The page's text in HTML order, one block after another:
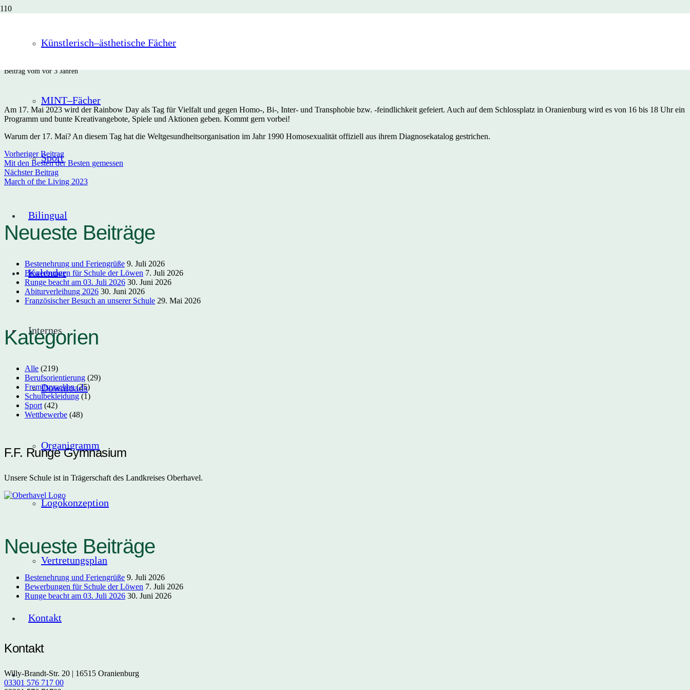
Künstlerisch–ästhetische Fächer
MINT–Fächer
Sport
Bilingual
Kalender
Internes
Downloads
Organigramm
Logokonzeption
Vertretungsplan
Kontakt
Rainbow Day in Oranienburg
Beitrag vomvor 3 Jahren
Am 17. Mai 2023 wird der Rainbow Day als Tag für Vielfalt und gegen Homo-, Bi-, Inter- und Transphobie bzw. -feindlichkeit gefeiert. Auch auf dem Schlossplatz in Oranienburg wird es von 16 bis 18 Uhr ein
Programm und bunte Kreativangebote, Spiele und Aktionen geben. Kommt gern vorbei!
Warum der 17. Mai? An diesem Tag hat die Weltgesundheitsorganisation im Jahr 1990 Homosexualität offiziell aus ihrem Diagnosekatalog gestrichen.
Vorheriger Beitrag
Mit den Besten der Besten gemessen
Nächster Beitrag
March of the Living 2023
Neueste Beiträge
Bestenehrung und Feriengrüße 9. Juli 2026
Bewerbungen für Schule der Löwen 7. Juli 2026
Runge beacht am 03. Juli 2026 30. Juni 2026
Abiturverleihung 2026 30. Juni 2026
Französischer Besuch an unserer Schule 29. Mai 2026
Kategorien
Alle (219)
Berufsorientierung (29)
Fremdsprachen(25)
Schulbekleidung (1)
Sport (42)
Wettbewerbe (48)
F.F. Runge Gymnasium
Unsere Schule ist in Trägerschaft des Landkreises Oberhavel.
Neueste Beiträge
Bestenehrung und Feriengrüße 9. Juli 2026
Bewerbungen für Schule der Löwen 7. Juli 2026
Runge beacht am 03. Juli 2026 30. Juni 2026
Kontakt
Willy-Brandt-Str. 20 | 16515 Oranienburg
03301 576 717 00